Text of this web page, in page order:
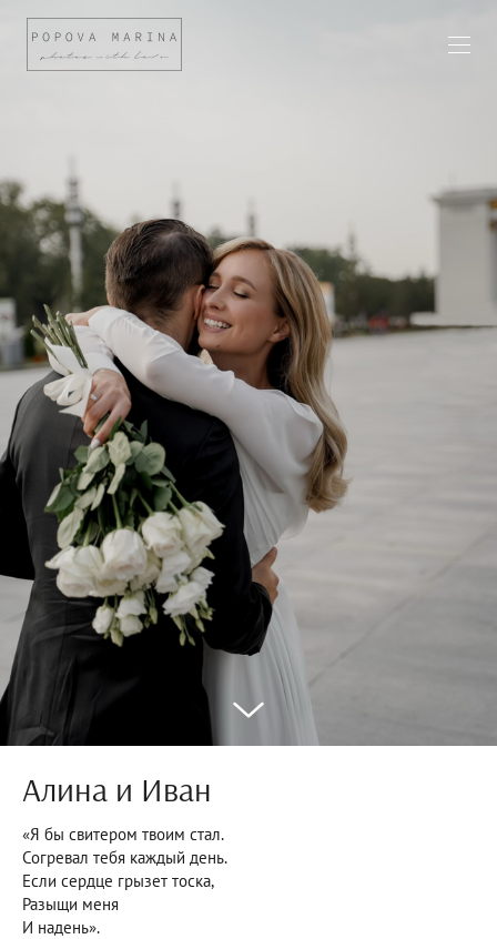
Алина и Иван
«Я бы свитером твоим стал.
Согревал тебя каждый день.
Если сердце грызет тоска,
Разыщи меня
И надень».